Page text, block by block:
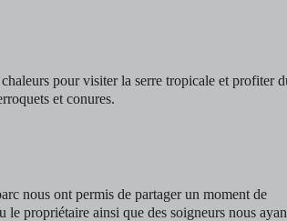
pour visiter la serre tropicale et profiter
et conures.
nous ont permis de partager un moment de
propriétaire ainsi que des soigneurs nous